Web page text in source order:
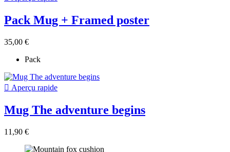
Pack Mug + Framed poster
35,00 €
Pack
 Aperçu rapide
Mug The adventure begins
11,90 €